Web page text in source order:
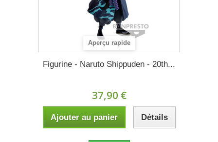
Aperçu rapide
Figurine - Naruto Shippuden - 20th...
37,90 €
Ajouter au panier Détails